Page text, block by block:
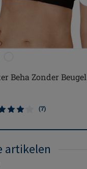
Beha Zonder Beugel
(7)
artikelen